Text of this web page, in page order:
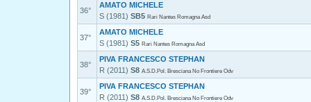
36°
AMATO MICHELE
S (1981) SB5 Rari Nantes Romagna Asd
37°
AMATO MICHELE
S (1981) S5 Rari Nantes Romagna Asd
38°
PIVA FRANCESCO STEPHAN
R (2011) S8 A.S.D.Pol. Bresciana No Frontiere Odv
39°
PIVA FRANCESCO STEPHAN
R (2011) S8 A.S.D.Pol. Bresciana No Frontiere Odv